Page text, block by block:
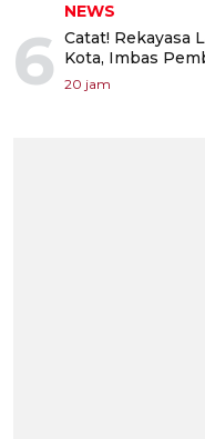
6
NEWS
Catat! Rekayasa
Kota, Imbas
20 jam